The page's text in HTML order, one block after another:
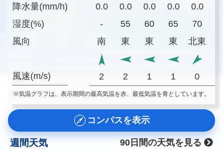
降水量(mm/h)
湿度(%)
風向
風速(m/s)
0.0 0.0 0.0 0.0 0.0
-
55 60 65 70
南
東 東 東 北東
2 2 1 1 0
※気温グラフは、表示期間の最高気温を赤、最低気温を青としています。
コンパスを表示
週間天気
90日間の天気を見る